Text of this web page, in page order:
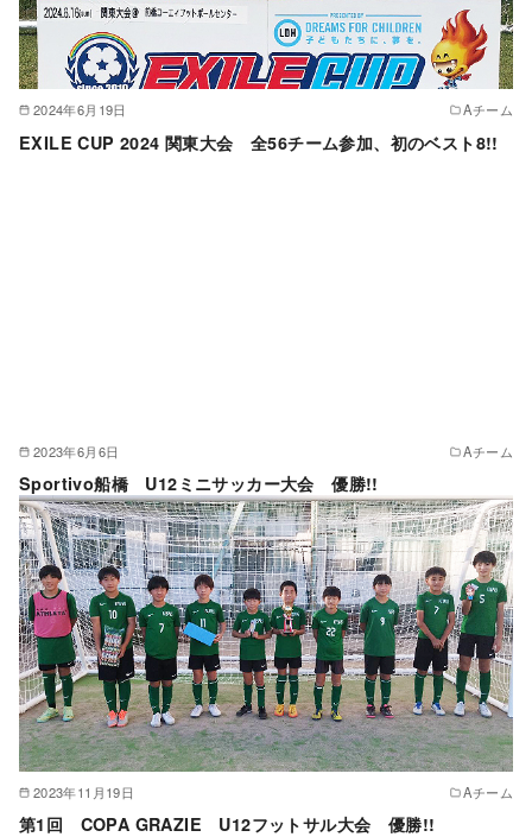
2024年6月19日 Aチーム
EXILE CUP 2024 関東大会 全56チーム参加、初のベスト8!!
2023年6月6日 Aチーム
Sportivo船橋 U12ミニサッカー大会 優勝!!
2023年11月19日 Aチーム
第1回 COPA GRAZIE U12フットサル大会 優勝!!